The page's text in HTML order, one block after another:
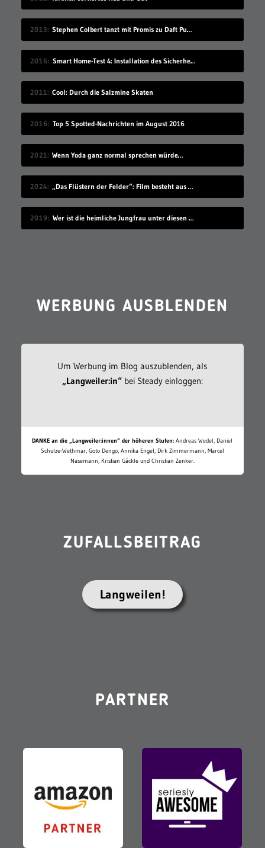
2013 Stephen Colbert tanzt mit Promis zu Daft Punk
2016 Smart Home-Test 4: Installation des Sicherheitssystems
2011 Cool: Durch die Salzmine Skaten
2016 Top 5 Spotted-Nachrichten im August 2016
2021 Wenn Yoda ganz normal sprechen würde…
2024 „Das Flüstern der Felder“: Film besteht aus Ölgemälden als Frames
2019 Wer ist die heimliche Jungfrau unter diesen 7 Sex-Erprobten?
WERBUNG AUSBLENDEN
Um Werbung im Blog auszublenden, als
„Langweiler:in“bei Steady einloggen:
DANKE an die „Langweiler:innen“ der höheren Stufen: Andreas Wedel, Daniel
Schulze-Wethmar, Goto Dengo, Annika Engel, Dirk Zimmermann, Marcel
Nasemann, Kristian Gäckle und Christian Zenker.
ZUFALLSBEITRAG
Langweilen!
PARTNER